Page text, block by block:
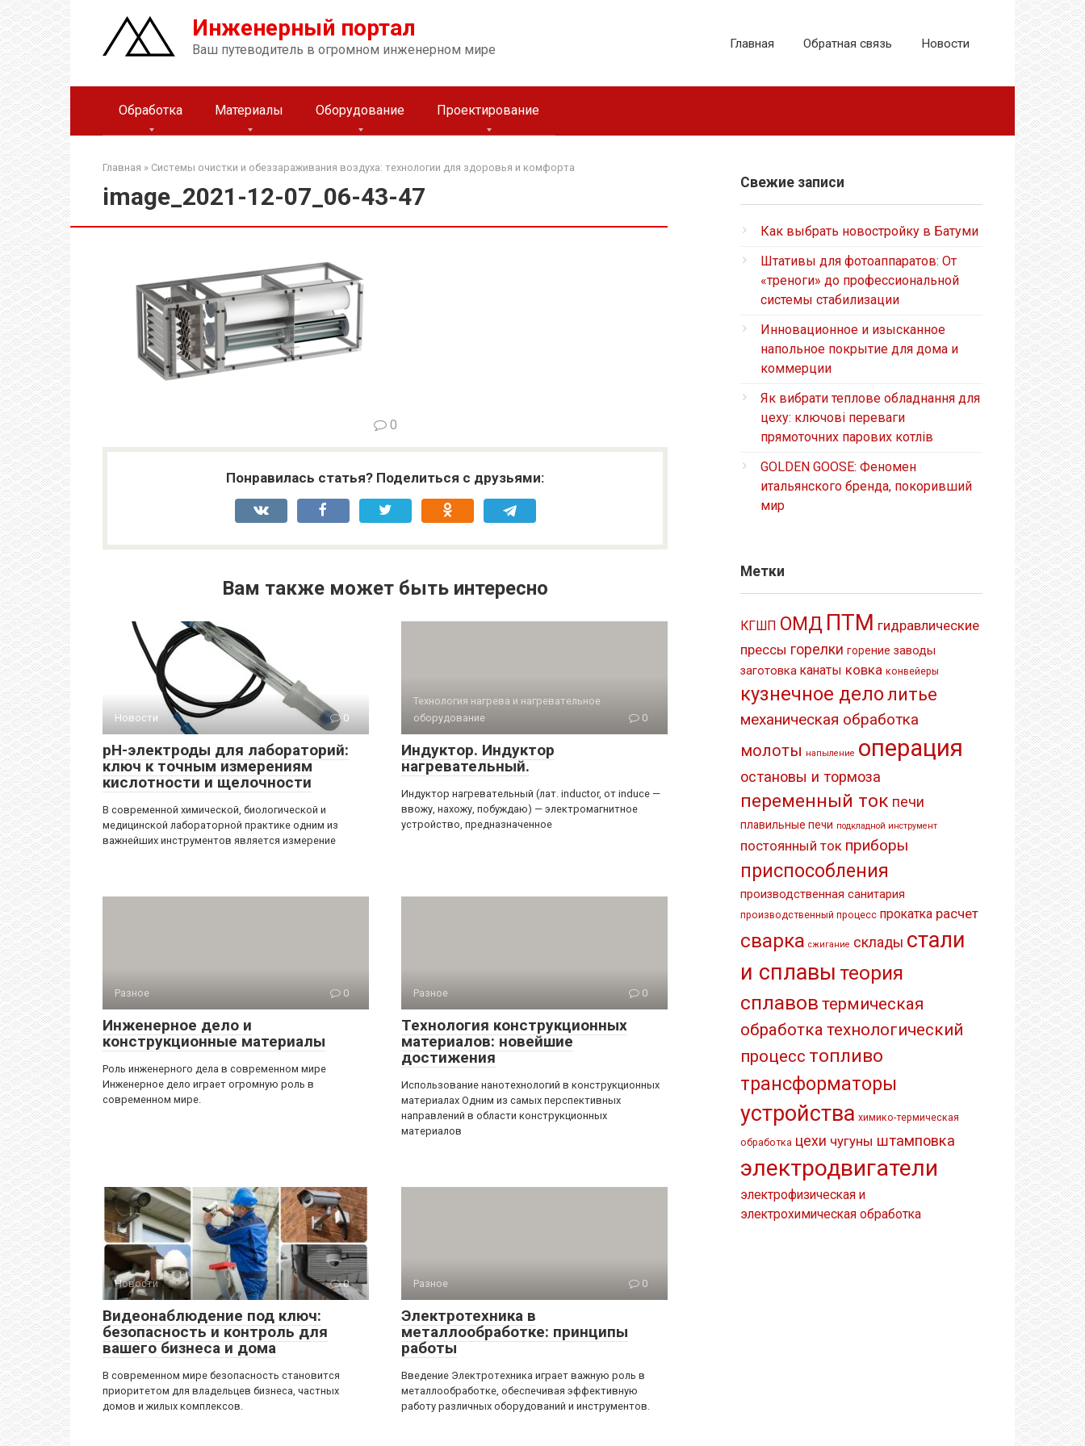
Перейти
к
контенту
Инженерный портал
Ваш путеводитель в огромном инженерном мире Главная Обратная связь Новости
Обработка Материалы Оборудование Проектирование
Главная » Системы очистки и обеззараживания воздуха: технологии для здоровья и комфорта
image_2021-12-07_06-43-47
0
Понравилась статья? Поделиться с друзьями:
Вам также может быть интересно
Новости 0
pH-электроды для лабораторий:
ключ к точным измерениям
кислотности и щелочности
В современной химической, биологической и
медицинской лабораторной практике одним из
важнейших инструментов является измерение
Технология нагрева и нагревательное
оборудование
0
Индуктор. Индуктор
нагревательный.
Индуктор нагревательный (лат. inductor, от induce —
ввожу, нахожу, побуждаю) — электромагнитное
устройство, предназначенное
Разное 0
Инженерное дело и
конструкционные материалы
Роль инженерного дела в современном мире
Инженерное дело играет огромную роль в
современном мире.
Разное 0
Технология конструкционных
материалов: новейшие
достижения
Использование нанотехнологий в конструкционных
материалах Одним из самых перспективных
направлений в области конструкционных
материалов
Новости 0
Видеонаблюдение под ключ:
безопасность и контроль для
вашего бизнеса и дома
В современном мире безопасность становится
приоритетом для владельцев бизнеса, частных
домов и жилых комплексов.
Разное 0
Электротехника в
металлообработке: принципы
работы
Введение Электротехника играет важную роль в
металлообработке, обеспечивая эффективную
работу различных оборудований и инструментов.
Свежие записи
Как выбрать новостройку в Батуми
Штативы для фотоаппаратов: От
«треноги» до профессиональной
системы стабилизации
Инновационное и изысканное
напольное покрытие для дома и
коммерции
Як вибрати теплове обладнання для
цеху: ключові переваги
прямоточних парових котлів
GOLDEN GOOSE: Феномен
итальянского бренда, покоривший
мир
Метки
КГШП ОМД ПТМ гидравлические
прессы горелки горение заводы
заготовка канаты ковка конвейеры
кузнечное делолитье
механическая обработка
молоты напыление операция
остановы и тормоза
переменный ток печи
плавильные печи подкладной инструмент
постоянный ток приборы
приспособления
производственная санитария
производственный процесс прокатка расчет
сварка сжигание склады стали
и сплавы теория
сплавов термическая
обработка технологический
процесс топливо
трансформаторы
устройства химико-термическая
обработка цехи чугуны штамповка
электродвигатели
электрофизическая и
электрохимическая обработка